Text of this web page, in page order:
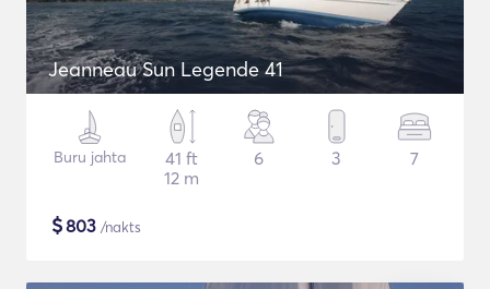
Jeanneau Sun Legende 41
Buru jahta
41 ft
12 m
6 3 7
$803 /nakts